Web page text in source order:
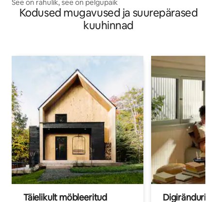
See on rahulik, see on pelgupaik
Kodused mugavused ja suurepärased
kuuhinnad
Täielikult möbleeritud Digirändurid